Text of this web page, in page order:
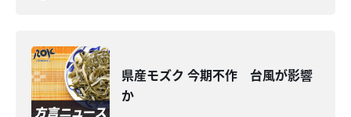
県産モズク 今期不作 台風が影響
か